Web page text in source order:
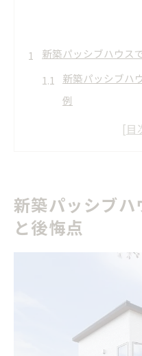
新築パッシブハウス
新築パッシブハ
例
高断熱新築で実
新築で後悔しな
後悔を防ぐ新築パッ
断熱性と気密
新築パッシブ
パッシブ設計で
新築パッシブハ
新築パッシブ
と後悔点